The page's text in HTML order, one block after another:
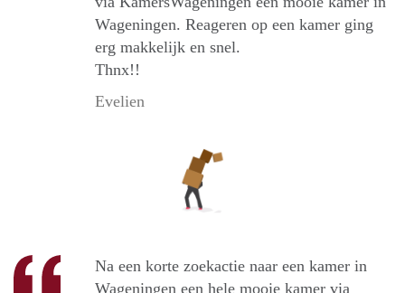
Wageningen. Reageren op een kamer ging
erg makkelijk en snel.
Thnx!!
Evelien
Na een korte zoekactie naar een kamer in
Wageningen een hele mooie kamer via